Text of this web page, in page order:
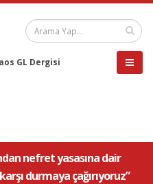
GL Dergisi
nefret yasasına dair
durmaya çağırıyoruz”